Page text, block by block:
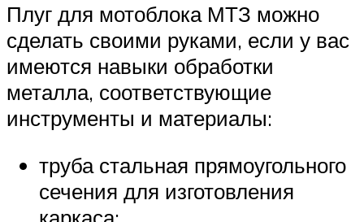
Плуг для мотоблока МТЗ можно
сделать своими руками, если у вас
имеются навыки обработки
металла, соответствующие
инструменты и материалы:
труба стальная прямоугольного
сечения для изготовления